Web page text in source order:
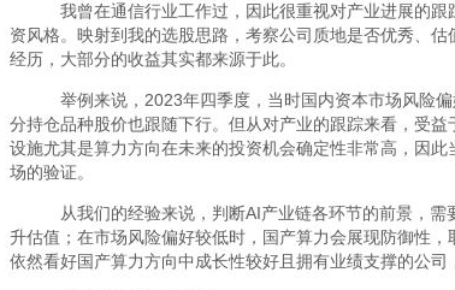
我曾在通信行业工作过，因此很重视对产业进展的
资风格。映射到我的选股思路，考察公司质地是否优秀、
经历，大部分的收益其实都来源于此。
举例来说，2023年四季度，当时国内资本市场风险
分持仓品种股价也跟随下行。但从对产业的跟踪来看，受
设施尤其是算力方向在未来的投资机会确定性非常高，因
场的验证。
从我们的经验来说，判断AI产业链各环节的前景，需
升估值；在市场风险偏好较低时，国产算力会展现防御性
依然看好国产算力方向中成长性较好且拥有业绩支撑的公司